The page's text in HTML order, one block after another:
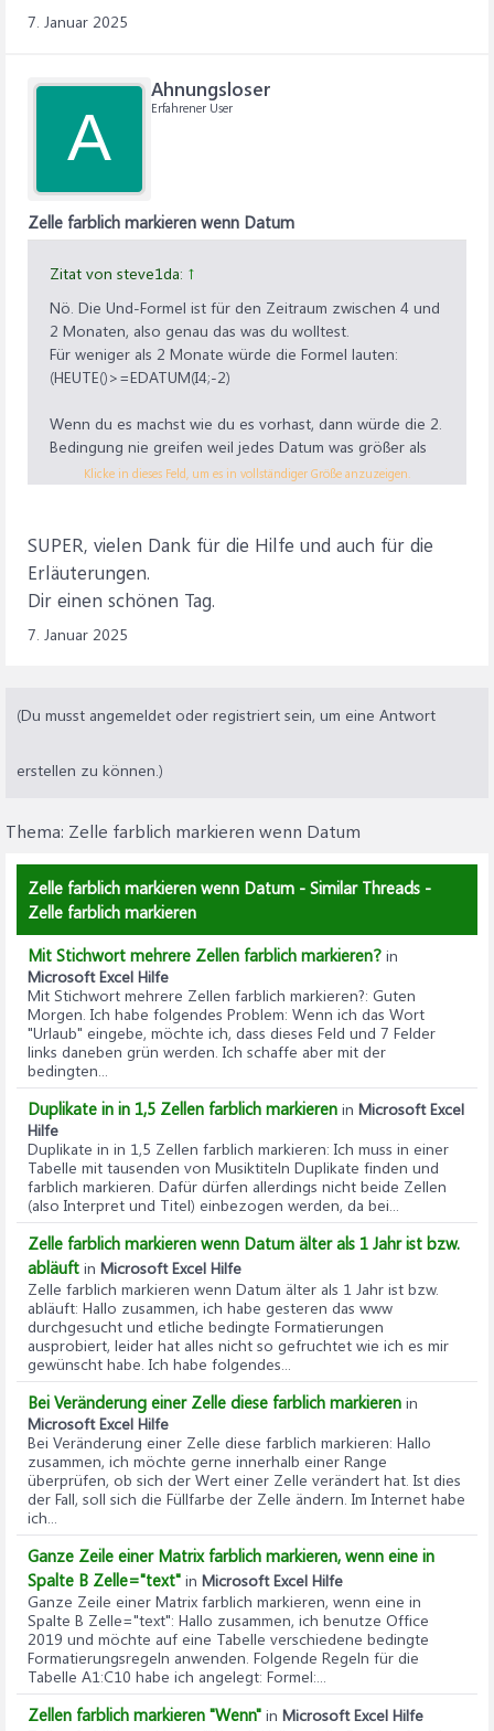
7. Januar 2025
A
Ahnungsloser
Erfahrener User
Zelle farblich markieren wenn Datum
Zitat von steve1da: ↑
Nö. Die Und-Formel ist für den Zeitraum zwischen 4 und
2 Monaten, also genau das was du wolltest.
Für weniger als 2 Monate würde die Formel lauten:
(HEUTE()>=EDATUM(I4;-2)
Wenn du es machst wie du es vorhast, dann würde die 2.
Bedingung nie greifen weil jedes Datum was größer als
I4-4 Monate ist gleichzeitig auch größer als I4-2 Monate
Man kann das zwar machen wie du vorschlägst, wenn
man diese Reihenfolge zwingend einhält. Ändert sich
aber die Reihenfolge der Bedingungen, kommt alles
durcheinander. Daher arbeite ich immer mit UND
Bedingungen.
Klicke in dieses Feld, um es in vollständiger Größe anzuzeigen.
SUPER, vielen Dank für die Hilfe und auch für die
Erläuterungen.
Dir einen schönen Tag.
7. Januar 2025
(Du musst angemeldet oder registriert sein, um eine Antwort
erstellen zu können.)
Thema: Zelle farblich markieren wenn Datum
Zelle farblich markieren wenn Datum - Similar Threads -
Zelle farblich markieren
Mit Stichwort mehrere Zellen farblich markieren? in
Microsoft Excel Hilfe
Mit Stichwort mehrere Zellen farblich markieren?: Guten
Morgen. Ich habe folgendes Problem: Wenn ich das Wort
"Urlaub" eingebe, möchte ich, dass dieses Feld und 7 Felder
links daneben grün werden. Ich schaffe aber mit der
bedingten...
Duplikate in in 1,5 Zellen farblich markieren in Microsoft Excel
Hilfe
Duplikate in in 1,5 Zellen farblich markieren: Ich muss in einer
Tabelle mit tausenden von Musiktiteln Duplikate finden und
farblich markieren. Dafür dürfen allerdings nicht beide Zellen
(also Interpret und Titel) einbezogen werden, da bei...
Zelle farblich markieren wenn Datum älter als 1 Jahr ist bzw.
abläuft in Microsoft Excel Hilfe
Zelle farblich markieren wenn Datum älter als 1 Jahr ist bzw.
abläuft: Hallo zusammen, ich habe gesteren das www
durchgesucht und etliche bedingte Formatierungen
ausprobiert, leider hat alles nicht so gefruchtet wie ich es mir
gewünscht habe. Ich habe folgendes...
Bei Veränderung einer Zelle diese farblich markieren in
Microsoft Excel Hilfe
Bei Veränderung einer Zelle diese farblich markieren: Hallo
zusammen, ich möchte gerne innerhalb einer Range
überprüfen, ob sich der Wert einer Zelle verändert hat. Ist dies
der Fall, soll sich die Füllfarbe der Zelle ändern. Im Internet habe
ich...
Ganze Zeile einer Matrix farblich markieren, wenn eine in
Spalte B Zelle="text" in Microsoft Excel Hilfe
Ganze Zeile einer Matrix farblich markieren, wenn eine in
Spalte B Zelle="text": Hallo zusammen, ich benutze Office
2019 und möchte auf eine Tabelle verschiedene bedingte
Formatierungsregeln anwenden. Folgende Regeln für die
Tabelle A1:C10 habe ich angelegt: Formel:...
Zellen farblich markieren "Wenn" in Microsoft Excel Hilfe